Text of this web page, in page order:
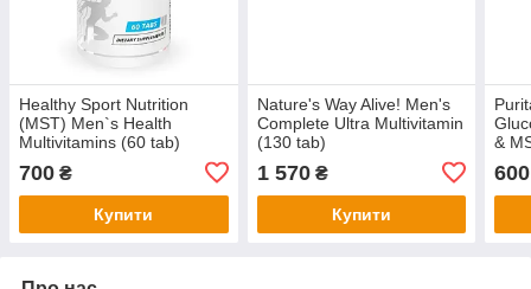
Healthy Sport Nutrition
(MST) Men`s Health
Multivitamins (60 tab)
700 ₴
Купити
Nature's Way Alive! Men's
Complete Ultra Multivitamin
(130 tab)
1 570₴
Купити
&
600